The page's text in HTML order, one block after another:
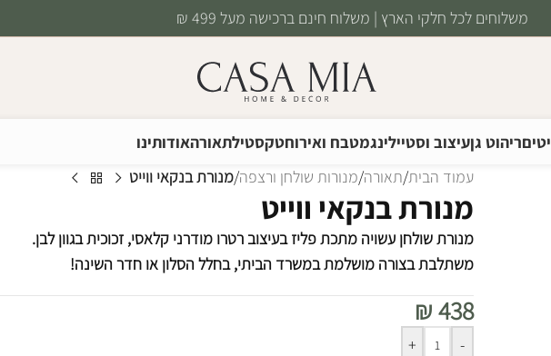
משלוחים לכל חלקי הארץ | משלוח חינם ברכישה מעל 499 ₪
ריהוט גןעיצוב וסטיילינגמטבח ואירוחטקסטילתאורהאודותינו
עמוד הבית/תאורה/מנורות שולחן ורצפה/מנורת בנקאי ווייט
מנורת בנקאי ווייט
מנורת שולחן עשויה מתכת פליז בעיצוב רטרו מודרני קלאסי, זכוכית בגוון לבן.
משתלבת בצורה מושלמת במשרד הביתי, בחלל הסלון או חדר השינה!
₪438
-
+Alternative: